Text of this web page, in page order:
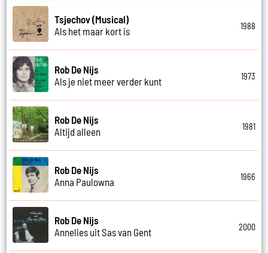
Tsjechov (Musical)
Als het maar kort is
1988
Rob De Nijs
Als je niet meer verder kunt
1973
Rob De Nijs
Altijd alleen
1981
Rob De Nijs
Anna Paulowna
1966
Rob De Nijs
Annelies uit Sas van Gent
2000